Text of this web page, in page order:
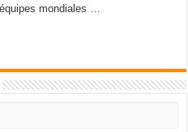
mondiales …